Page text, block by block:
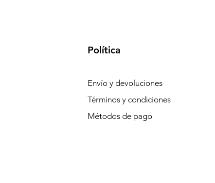
Política
Envío y devoluciones
Términos y condiciones
Métodos de pago